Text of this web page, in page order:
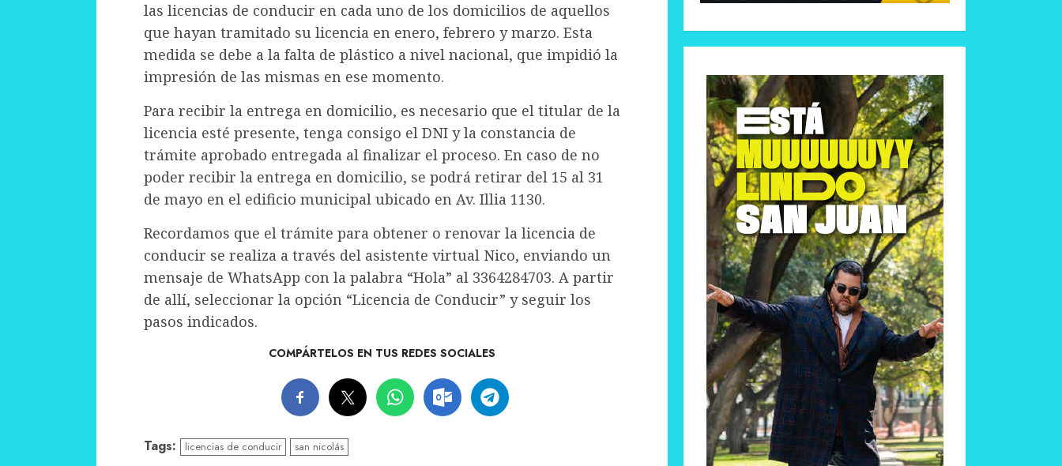
las licencias de conducir en cada uno de los domicilios de aquellos
que hayan tramitado su licencia en enero, febrero y marzo. Esta
medida se debe a la falta de plástico a nivel nacional, que impidió la
impresión de las mismas en ese momento.
Para recibir la entrega en domicilio, es necesario que el titular de la
licencia esté presente, tenga consigo el DNI y la constancia de
trámite aprobado entregada al finalizar el proceso. En caso de no
poder recibir la entrega en domicilio, se podrá retirar del 15 al 31
de mayo en el edificio municipal ubicado en Av. Illia 1130.
Recordamos que el trámite para obtener o renovar la licencia de
conducir se realiza a través del asistente virtual Nico, enviando un
mensaje de WhatsApp con la palabra “Hola” al 3364284703. A partir
de allí, seleccionar la opción “Licencia de Conducir” y seguir los
pasos indicados.
COMPÁRTELOS EN TUS REDES SOCIALES
Tags: licencias de conducir san nicolás